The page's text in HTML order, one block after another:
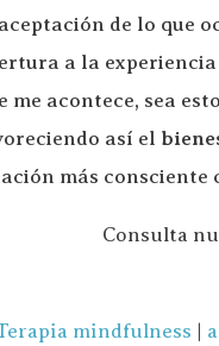
de lo que
a la
me acontece, sea
así el
más consciente
Consulta
mindfulness |